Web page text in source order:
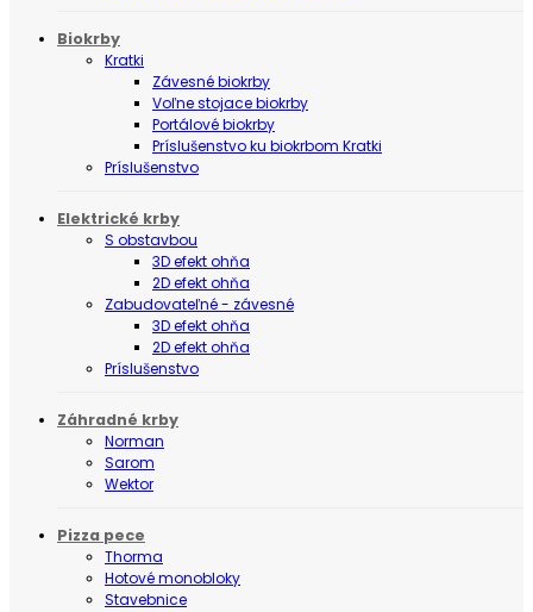
Biokrby
Kratki
Závesné biokrby
Voľne stojace biokrby
Portálové biokrby
Príslušenstvo ku biokrbom Kratki
Príslušenstvo
Elektrické krby
S obstavbou
3D efekt ohňa
2D efekt ohňa
Zabudovateľné - závesné
3D efekt ohňa
2D efekt ohňa
Príslušenstvo
Záhradné krby
Norman
Sarom
Wektor
Pizza pece
Thorma
Hotové monobloky
Stavebnice